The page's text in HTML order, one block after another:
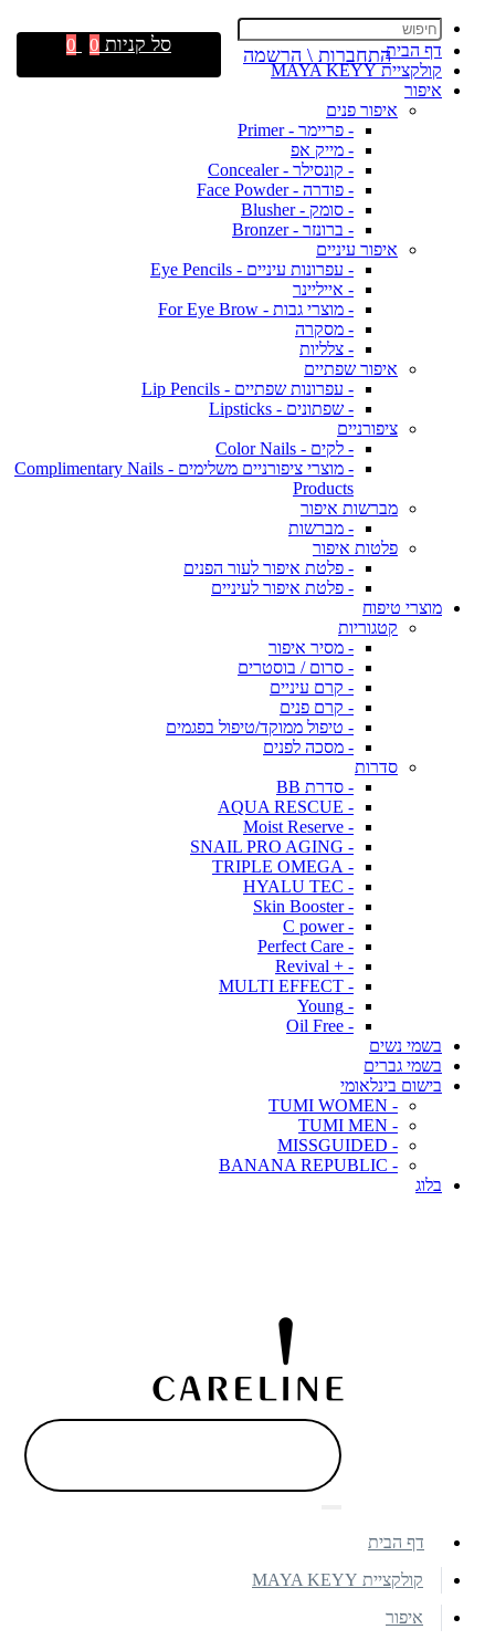
דף הבית
קולקציית MAYA KEYY
איפור
איפור פנים
- פריימר - Primer
- מייק אפ
- קונסילר - Concealer
- פודרה - Face Powder
- סומק - Blusher
- ברונזר - Bronzer
איפור עיניים
- עפרונות עיניים - Eye Pencils
- אייליינר
- מוצרי גבות - For Eye Brow
- מסקרה
- צלליות
איפור שפתיים
- עפרונות שפתיים - Lip Pencils
- שפתונים - Lipsticks
ציפורניים
- לקים - Color Nails
- מוצרי ציפורניים משלימים - Complimentary Nails
Products
מברשות איפור
- מברשות
פלטות איפור
- פלטת איפור לעור הפנים
- פלטת איפור לעיניים
מוצרי טיפוח
קטגוריות
- מסיר איפור
- סרום / בוסטרים
- קרם עיניים
- קרם פנים
- טיפול ממוקד/טיפול בפגמים
- מסכה לפנים
סדרות
- סדרת BB
- AQUA RESCUE
- Moist Reserve
- SNAIL PRO AGING
- TRIPLE OMEGA
- HYALU TEC
- Skin Booster
- C power
- Perfect Care
- + Revival
- MULTI EFFECT
- Young
- Oil Free
בשמי נשים
בשמי גברים
בישום בינלאומי
- TUMI WOMEN
- TUMI MEN
- MISSGUIDED
- BANANA REPUBLIC
בלוג
התחברות \ הרשמה סל קניות 0
0
דף הבית
קולקציית MAYA KEYY
איפור